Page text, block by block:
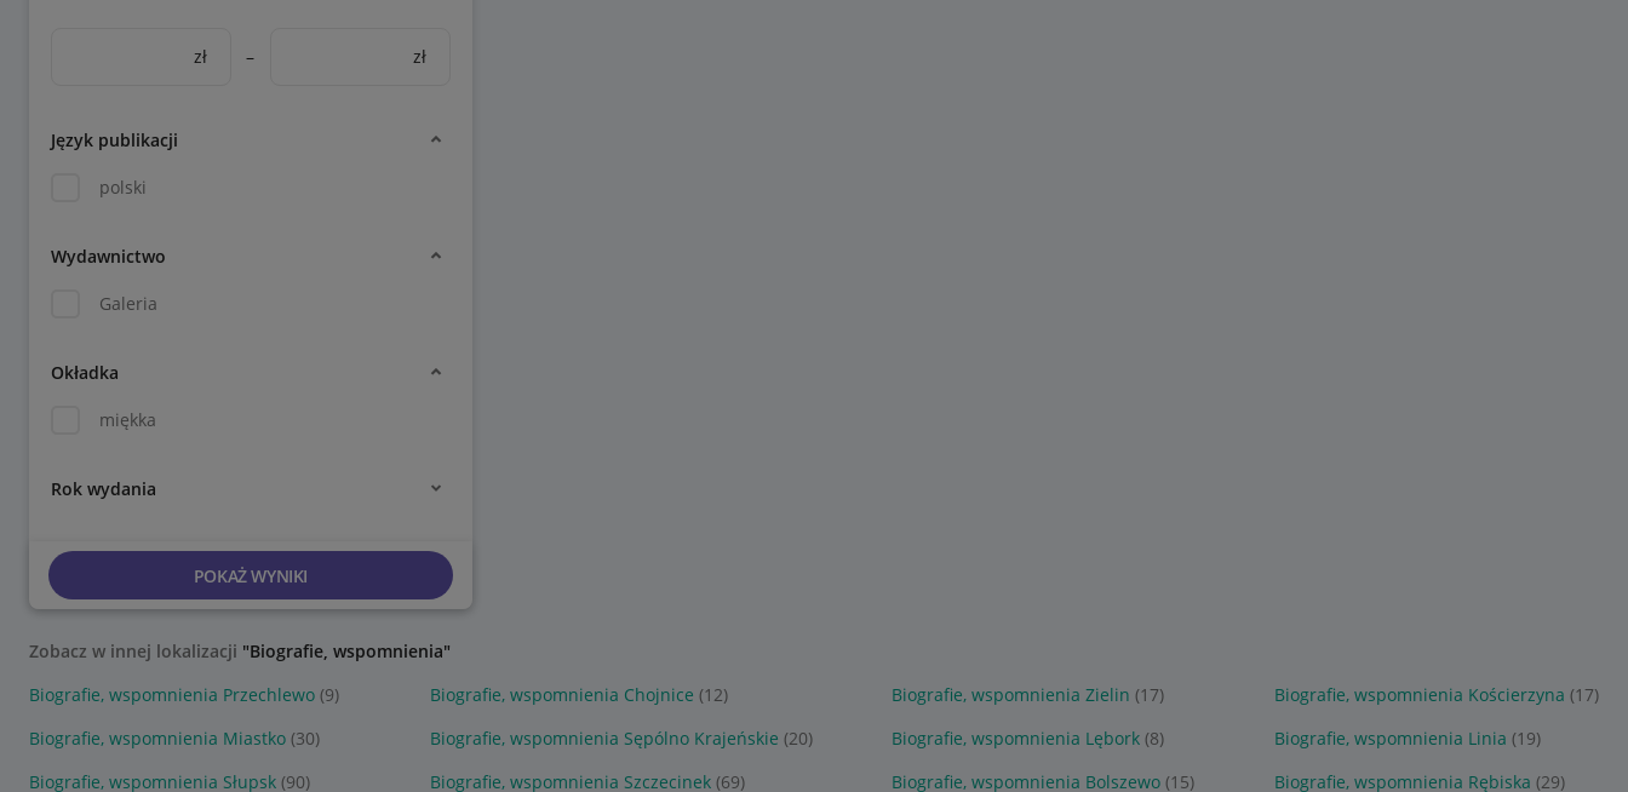
zł – zł
Język publikacji
polski
Wydawnictwo
Galeria
Okładka
miękka
Rok wydania
POKAŻ WYNIKI
Zobacz w innej lokalizacji "Biografie, wspomnienia"
Biografie, wspomnienia Przechlewo (9) Biografie, wspomnienia Chojnice (12) Biografie, wspomnienia Zielin (17) Biografie, wspomnienia Kościerzyna (17)
Biografie, wspomnienia Miastko (30) Biografie, wspomnienia Sępólno Krajeńskie (20) Biografie, wspomnienia Lębork (8) Biografie, wspomnienia Linia (19)
Biografie, wspomnienia Słupsk (90) Biografie, wspomnienia Szczecinek (69) Biografie, wspomnienia Bolszewo (15) Biografie, wspomnienia Rębiska (29)